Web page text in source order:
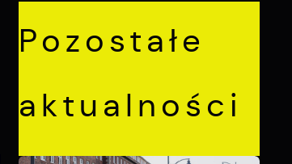
Pozostałe
aktualności